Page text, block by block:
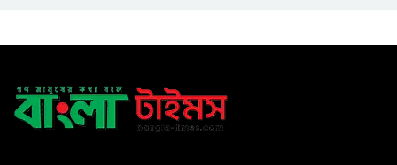
শ্রীমঙ্গলে বর্ণাঢ্য আয়োজনে
যশোরে ইন্টারন্যাশনাল পিস স্কুল